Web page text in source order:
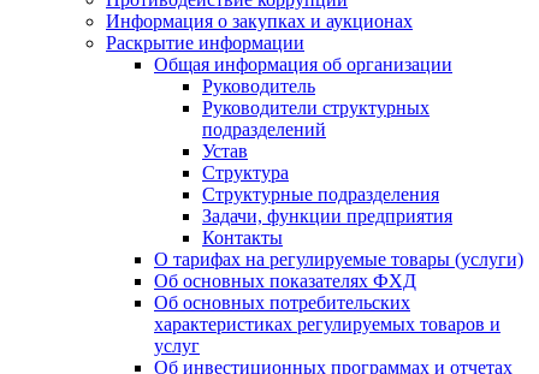
Информация о закупках и аукционах
Раскрытие информации
Общая информация об организации
Руководитель
Руководители структурных
подразделений
Устав
Структура
Структурные подразделения
Задачи, функции предприятия
Контакты
О тарифах на регулируемые товары (услуги)
Об основных показателях ФХД
Об основных потребительских
характеристиках регулируемых товаров и
услуг
Об инвестиционных программах и отчетах